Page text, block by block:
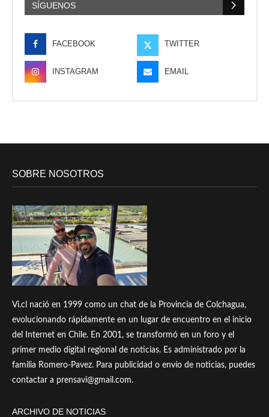
SÍGUENOS
FACEBOOK TWITTER
INSTAGRAM EMAIL
SOBRE NOSOTROS
Vi.cl nació en 1999 como un chat de la Provincia de Colchagua,
evolucionando rápidamente en un lugar de encuentro en el inicio
del Internet en Chile. En 2001, se transformó en un foro y el
primer medio digital regional de noticias. Es administrado por la
familia Romero-Pavez. Para publicidad o envío de noticias, puedes
contactar a prensavi@gmail.com.
ARCHIVO DE NOTICIAS